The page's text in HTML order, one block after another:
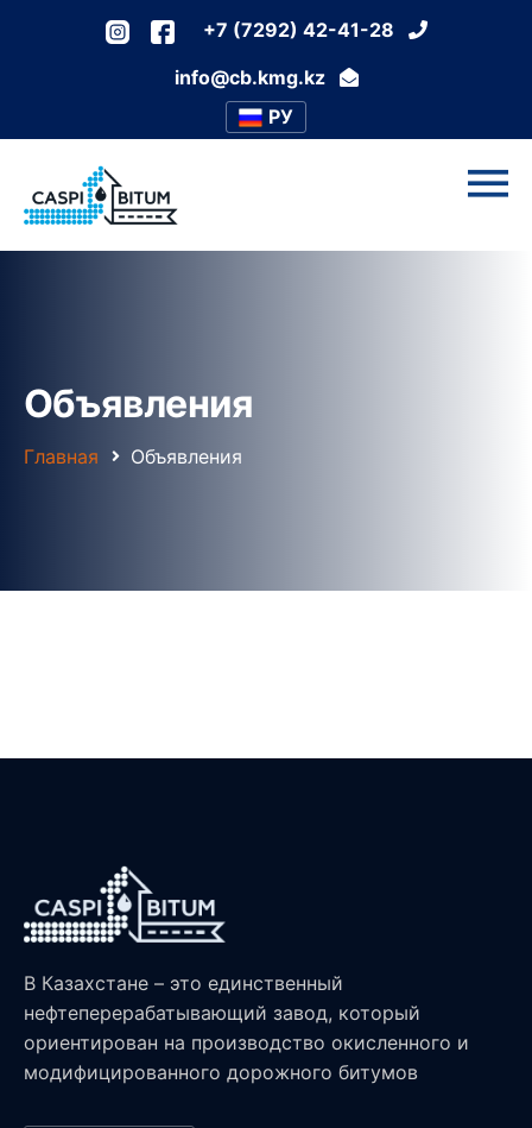
+7 (7292) 42-41-28
info@cb.kmg.kz
РУ
Объявления
Главная Объявления
В Казахстане – это единственный
нефтеперерабатывающий завод, который
ориентирован на производство окисленного и
модифицированного дорожного битумов